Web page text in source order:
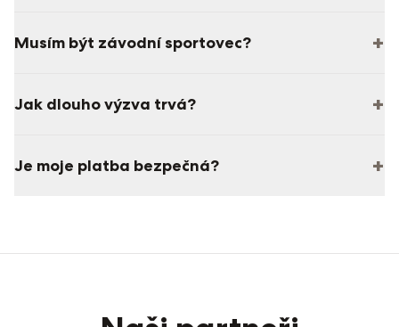
Musím být závodní sportovec? +
Jak dlouho výzva trvá? +
Je moje platba bezpečná? +